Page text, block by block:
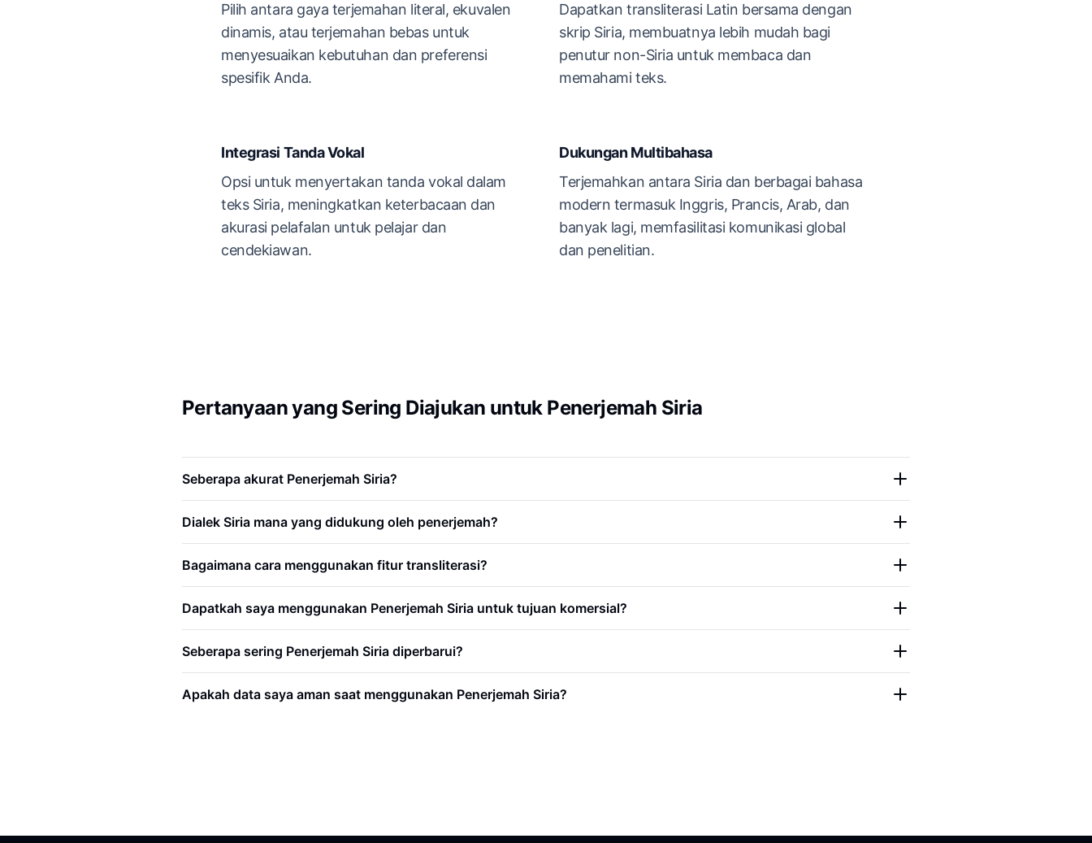
Pilih antara gaya terjemahan literal, ekuvalen
dinamis, atau terjemahan bebas untuk
menyesuaikan kebutuhan dan preferensi
spesifik Anda.
Dapatkan transliterasi Latin bersama dengan
skrip Siria, membuatnya lebih mudah bagi
penutur non-Siria untuk membaca dan
memahami teks.
Integrasi Tanda Vokal
Opsi untuk menyertakan tanda vokal dalam
teks Siria, meningkatkan keterbacaan dan
akurasi pelafalan untuk pelajar dan
cendekiawan.
Dukungan Multibahasa
Terjemahkan antara Siria dan berbagai bahasa
modern termasuk Inggris, Prancis, Arab, dan
banyak lagi, memfasilitasi komunikasi global
dan penelitian.
Pertanyaan yang Sering Diajukan untuk Penerjemah Siria
Seberapa akurat Penerjemah Siria?
Dialek Siria mana yang didukung oleh penerjemah?
Bagaimana cara menggunakan fitur transliterasi?
Dapatkah saya menggunakan Penerjemah Siria untuk tujuan komersial?
Seberapa sering Penerjemah Siria diperbarui?
Apakah data saya aman saat menggunakan Penerjemah Siria?